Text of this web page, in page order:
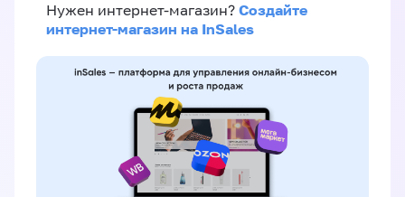
Нужен интернет-магазин? Создайте
интернет-магазин на InSales